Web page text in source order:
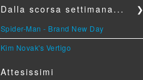
Dalla scorsa settimana... ❯
Spider-Man - Brand New Day
Kim Novak's Vertigo
Attesissimi